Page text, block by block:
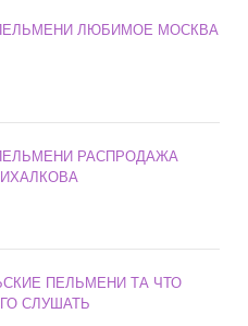
ЛЮБИМОЕ МОСКВА
РАСПРОДАЖА
ПЕЛЬМЕНИ ТА ЧТО
СЛУШАТЬ